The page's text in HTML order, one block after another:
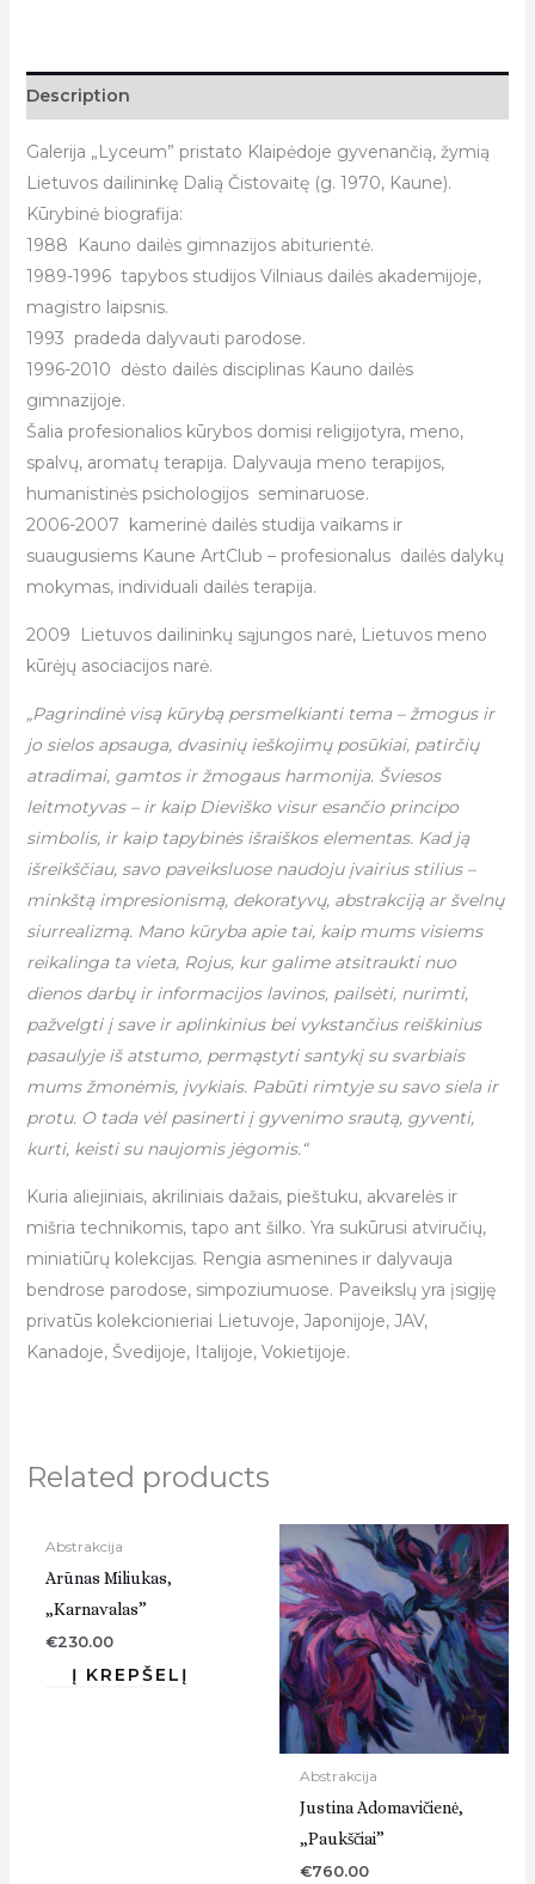
Description
Galerija „Lyceum” pristato Klaipėdoje gyvenančią, žymią
Lietuvos dailininkę Dalią Čistovaitę (g. 1970, Kaune).
Kūrybinė biografija:
1988 Kauno dailės gimnazijos abiturientė.
1989-1996 tapybos studijos Vilniaus dailės akademijoje,
magistro laipsnis.
1993 pradeda dalyvauti parodose.
1996-2010 dėsto dailės disciplinas Kauno dailės
gimnazijoje.
Šalia profesionalios kūrybos domisi religijotyra, meno,
spalvų, aromatų terapija. Dalyvauja meno terapijos,
humanistinės psichologijos seminaruose.
2006-2007 kamerinė dailės studija vaikams ir
suaugusiems Kaune ArtClub – profesionalus dailės dalykų
mokymas, individuali dailės terapija.
2009 Lietuvos dailininkų sąjungos narė, Lietuvos meno
kūrėjų asociacijos narė.
„Pagrindinė visą kūrybą persmelkianti tema – žmogus ir
jo sielos apsauga, dvasinių ieškojimų posūkiai, patirčių
atradimai, gamtos ir žmogaus harmonija. Šviesos
leitmotyvas – ir kaip Dieviško visur esančio principo
simbolis, ir kaip tapybinės išraiškos elementas. Kad ją
išreikščiau, savo paveiksluose naudoju įvairius stilius –
minkštą impresionismą, dekoratyvų, abstrakciją ar švelnų
siurrealizmą. Mano kūryba apie tai, kaip mums visiems
reikalinga ta vieta, Rojus, kur galime atsitraukti nuo
dienos darbų ir informacijos lavinos, pailsėti, nurimti,
pažvelgti į save ir aplinkinius bei vykstančius reiškinius
pasaulyje iš atstumo, permąstyti santykį su svarbiais
mums žmonėmis, įvykiais. Pabūti rimtyje su savo siela ir
protu. O tada vėl pasinerti į gyvenimo srautą, gyventi,
kurti, keisti su naujomis jėgomis.“
Kuria aliejiniais, akriliniais dažais, pieštuku, akvarelės ir
mišria technikomis, tapo ant šilko. Yra sukūrusi atviručių,
miniatiūrų kolekcijas. Rengia asmenines ir dalyvauja
bendrose parodose, simpoziumuose. Paveikslų yra įsigiję
privatūs kolekcionieriai Lietuvoje, Japonijoje, JAV,
Kanadoje, Švedijoje, Italijoje, Vokietijoje.
Related products
Abstrakcija
Arūnas Miliukas,
„Karnavalas”
€230.00
Abstrakcija
Justina Adomavičienė,
„Paukščiai”
€760.00